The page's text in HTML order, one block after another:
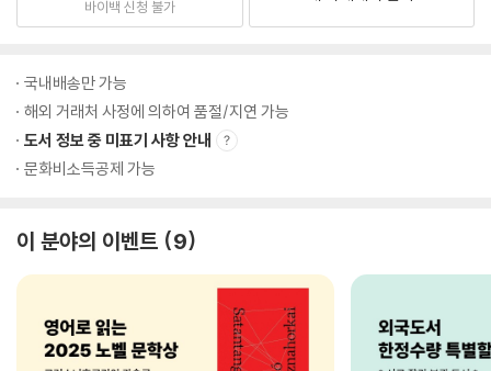
바이백 신청 불가
국내배송만 가능
해외 거래처 사정에 의하여 품절/지연 가능
도서 정보 중 미표기 사항 안내
문화비소득공제 가능
이 분야의 이벤트 9